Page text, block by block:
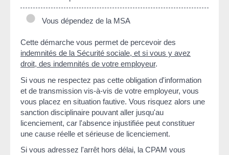
Vous dépendez de la MSA
Cette démarche vous permet de percevoir des
indemnités de la Sécurité sociale, et si vous y avez
droit, des indemnités de votre employeur.
Si vous ne respectez pas cette obligation d'information
et de transmission vis-à-vis de votre employeur, vous
vous placez en situation fautive. Vous risquez alors une
sanction disciplinaire pouvant aller jusqu'au
licenciement, car l'absence injustifiée peut constituer
une cause réelle et sérieuse de licenciement.
Si vous adressez l'arrêt hors délai, la CPAM vous